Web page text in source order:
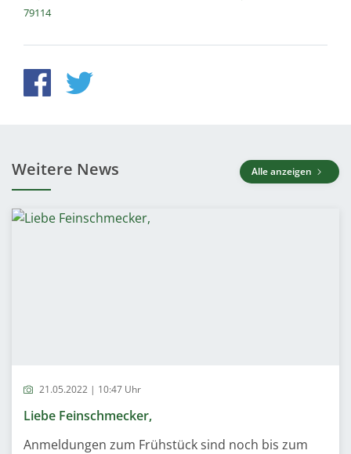
79114
Weitere News Alle anzeigen
21.05.2022 | 10:47 Uhr
Liebe Feinschmecker,
Anmeldungen zum Frühstück sind noch bis zum